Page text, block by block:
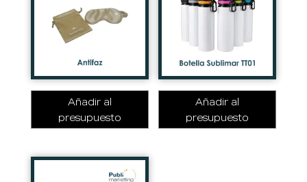
Añadir al
presupuesto
Añadir al
presupuesto